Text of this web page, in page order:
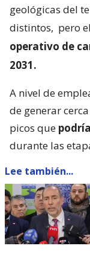
geológicas del
distintos, pero
operativo de
2031.
A nivel de
de generar
picos que
durante las
Lee también...